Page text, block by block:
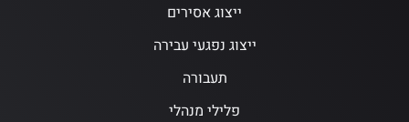
ייצוג אסירים
ייצוג נפגעי עבירה
תעבורה
פלילי מנהלי